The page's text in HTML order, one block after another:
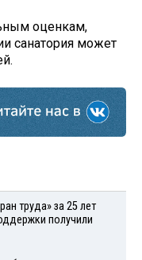
оценкам,
санатория может
труда» за 25 лет
получили